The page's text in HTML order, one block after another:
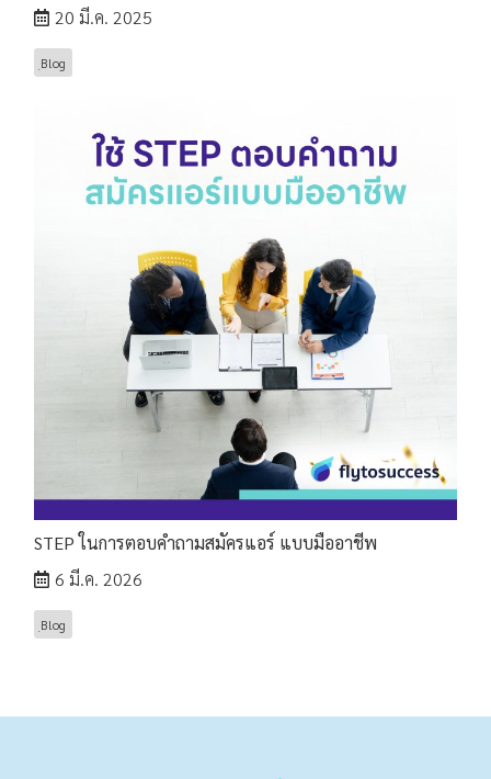
20 มี.ค. 2025
ฺBlog
STEP ในการตอบคำถามสมัครแอร์ แบบมืออาชีพ
6 มี.ค. 2026
ฺBlog